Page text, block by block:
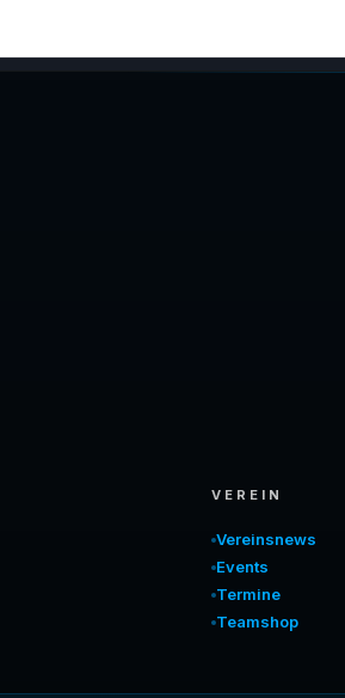
VEREIN
Vereinsnews
Events
Termine
Teamshop